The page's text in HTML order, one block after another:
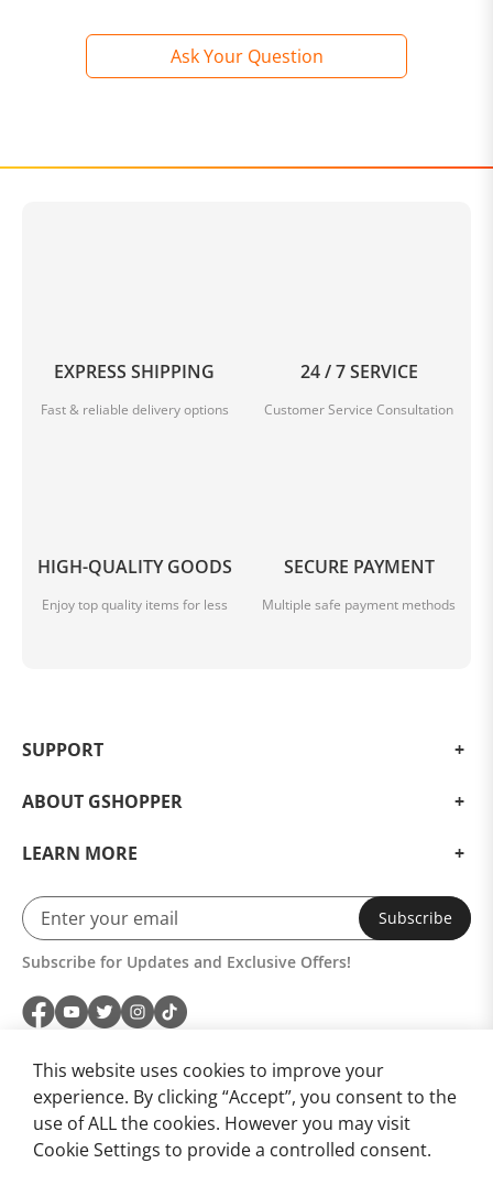
Ask Your Question
EXPRESS SHIPPING
Fast & reliable delivery options
24 / 7 SERVICE
Customer Service Consultation
HIGH-QUALITY GOODS
Enjoy top quality items for less
SECURE PAYMENT
Multiple safe payment methods
SUPPORT
ABOUT GSHOPPER
LEARN MORE
Subscribe
Subscribe for Updates and Exclusive Offers!
This website uses cookies to improve your
experience. By clicking “Accept”, you consent to the
use of ALL the cookies. However you may visit
Cookie Settings to provide a controlled consent.